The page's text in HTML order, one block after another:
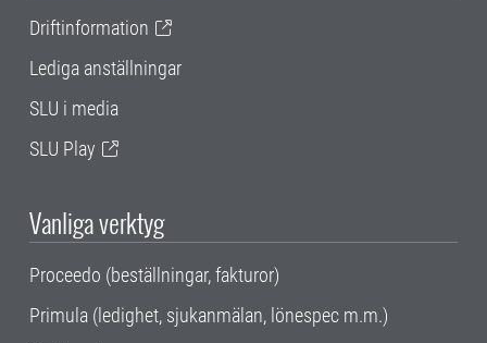
Driftinformation
Lediga anställningar
SLU i media
SLU Play
Vanliga verktyg
Proceedo (beställningar, fakturor)
Primula (ledighet, sjukanmälan, lönespec m.m.)